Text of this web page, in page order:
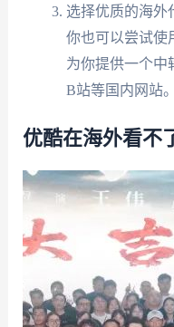
选择优质的海外
你也可以尝试使
为你提供一个中
B站等国内网站。
优酷在海外看不